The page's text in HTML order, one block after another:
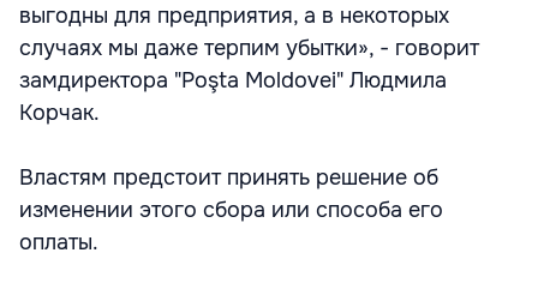
выгодны для предприятия, а в некоторых
случаях мы даже терпим убытки», - говорит
замдиректора "Poşta Moldovei" Людмила
Корчак.
Властям предстоит принять решение об
изменении этого сбора или способа его
оплаты.